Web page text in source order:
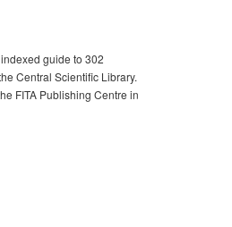
guide to 302
Central Scientific Library.
FITA Publishing Centre in